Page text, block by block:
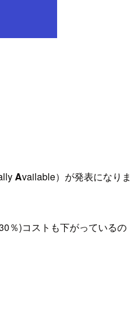
Available）が発表になりま
％)コストも下がっているの